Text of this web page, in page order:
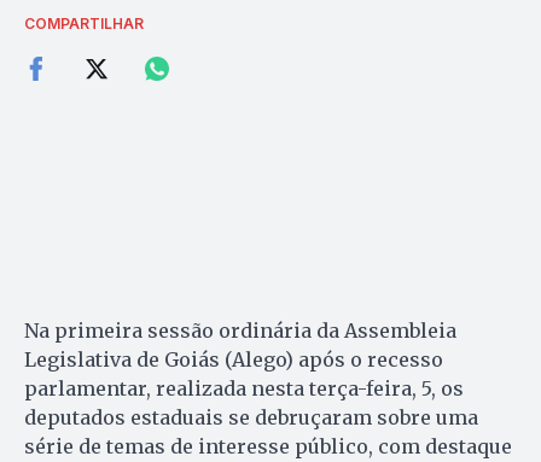
COMPARTILHAR
Na primeira sessão ordinária da Assembleia
Legislativa de Goiás (Alego) após o recesso
parlamentar, realizada nesta terça-feira, 5, os
deputados estaduais se debruçaram sobre uma
série de temas de interesse público, com destaque